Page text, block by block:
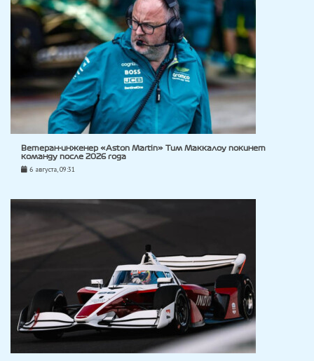
Ветеран-инженер «Aston Martin» Тим Маккалоу покинет
команду после 2026 года
6 августа, 09:31